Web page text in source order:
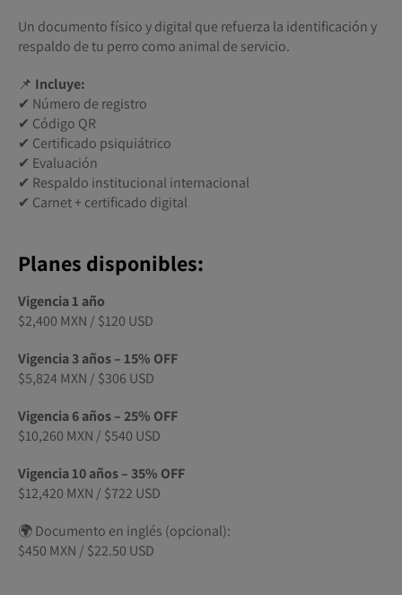
Un documento físico y digital que refuerza la identificación y
respaldo de tu perro como animal de servicio.
📌 Incluye:
✔ Número de registro
✔ Código QR
✔ Certificado psiquiátrico
✔ Evaluación
✔ Respaldo institucional internacional
✔ Carnet + certificado digital
Planes disponibles:
Vigencia 1 año
$2,400 MXN / $120 USD
Vigencia 3 años – 15% OFF
$5,824 MXN / $306 USD
Vigencia 6 años – 25% OFF
$10,260 MXN / $540 USD
Vigencia 10 años – 35% OFF
$12,420 MXN / $722 USD
🌍 Documento en inglés (opcional):
$450 MXN / $22.50 USD